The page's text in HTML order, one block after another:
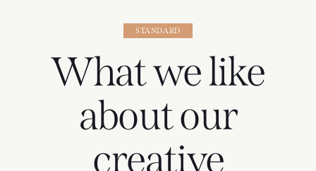
STANDARD
What we like
about our
creative